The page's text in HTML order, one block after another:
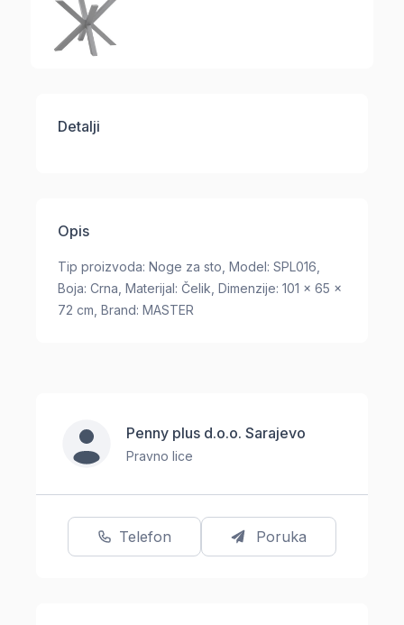
Detalji
Opis
Tip proizvoda: Noge za sto, Model: SPL016,
Boja: Crna, Materijal: Čelik, Dimenzije: 101 x 65 x
72 cm, Brand: MASTER
Penny plus d.o.o. Sarajevo
Pravno lice
Telefon Poruka